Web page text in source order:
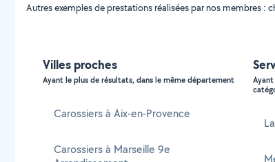
Autres exemples de prestations réalisées par nos membres :
Villes proches
Ayant le plus de résultats, dans le même département
Carossiers à Aix-en-Provence
Carossiers à Marseille 9e